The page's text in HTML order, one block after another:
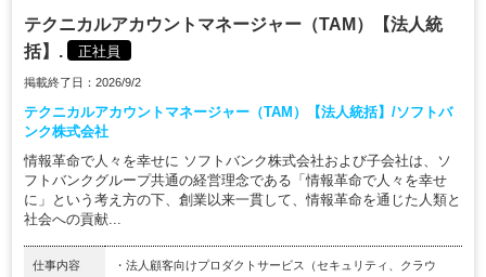
テクニカルアカウントマネージャー（TAM）【法人統
括】.
正社員
掲載終了日：2026/9/2
テクニカルアカウントマネージャー（TAM）【法人統括】/ソフトバ
ンク株式会社
情報革命で人々を幸せに ソフトバンク株式会社および子会社は、ソ
フトバンクグループ共通の経営理念である「情報革命で人々を幸せ
に」という考え方の下、創業以来一貫して、情報革命を通じた人類と
社会への貢献...
仕事内容
・法人顧客向けプロダクトサービス（セキュリティ、クラウ